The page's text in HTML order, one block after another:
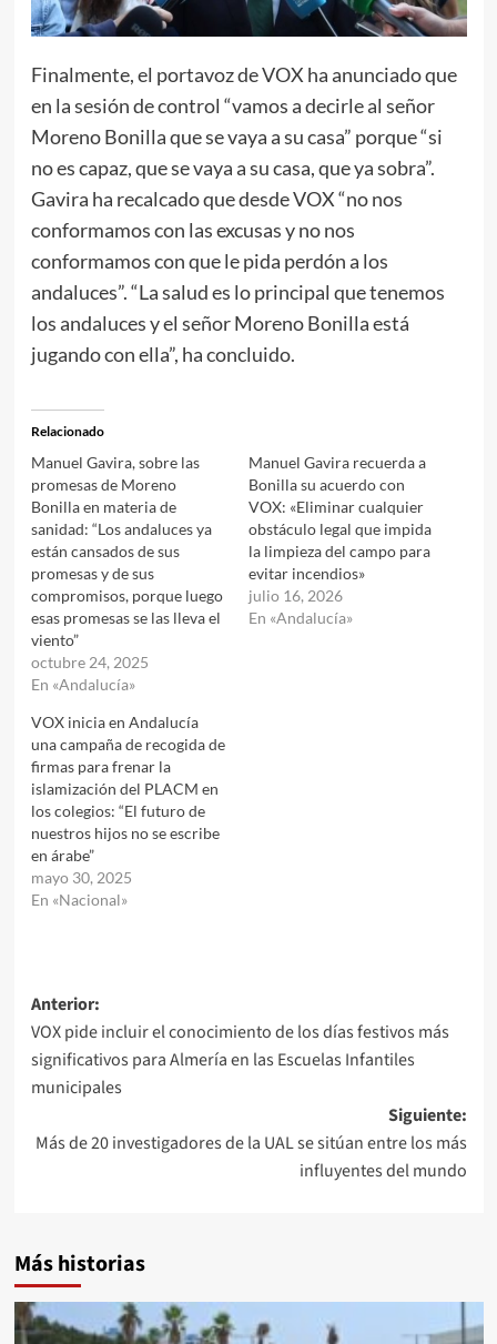
Finalmente, el portavoz de VOX ha anunciado que
en la sesión de control “vamos a decirle al señor
Moreno Bonilla que se vaya a su casa” porque “si
no es capaz, que se vaya a su casa, que ya sobra”.
Gavira ha recalcado que desde VOX “no nos
conformamos con las excusas y no nos
conformamos con que le pida perdón a los
andaluces”. “La salud es lo principal que tenemos
los andaluces y el señor Moreno Bonilla está
jugando con ella”, ha concluido.
Relacionado
Manuel Gavira, sobre las
promesas de Moreno
Bonilla en materia de
sanidad: “Los andaluces ya
están cansados de sus
promesas y de sus
compromisos, porque luego
esas promesas se las lleva el
viento”
octubre 24, 2025
En «Andalucía»
Manuel Gavira recuerda a
Bonilla su acuerdo con
VOX: «Eliminar cualquier
obstáculo legal que impida
la limpieza del campo para
evitar incendios»
julio 16, 2026
En «Andalucía»
VOX inicia en Andalucía
una campaña de recogida de
firmas para frenar la
islamización del PLACM en
los colegios: “El futuro de
nuestros hijos no se escribe
en árabe”
mayo 30, 2025
En «Nacional»
Navegación
de
entradas
Anterior:
VOX pide incluir el conocimiento de los días festivos más
significativos para Almería en las Escuelas Infantiles
municipales
Siguiente:
Más de 20 investigadores de la UAL se sitúan entre los más
influyentes del mundo
Más historias